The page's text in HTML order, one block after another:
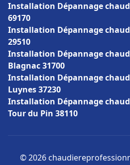
Installation Dépannage
69170
Installation Dépannage
29510
Installation Dépannage
Blagnac 31700
Installation Dépannage
Luynes 37230
Installation Dépannage
Tour du Pin 38110
© 2026